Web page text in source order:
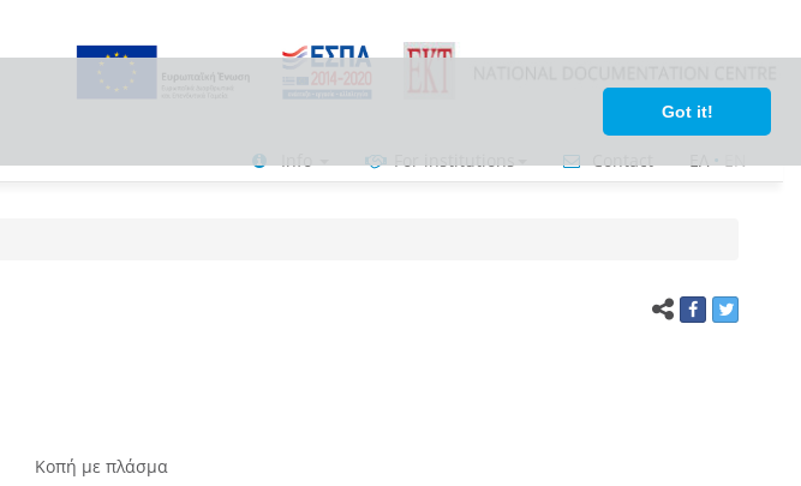
Got it!
Info For institutions Contact ΕΛ•ΕΝ
Κοπή με πλάσμα